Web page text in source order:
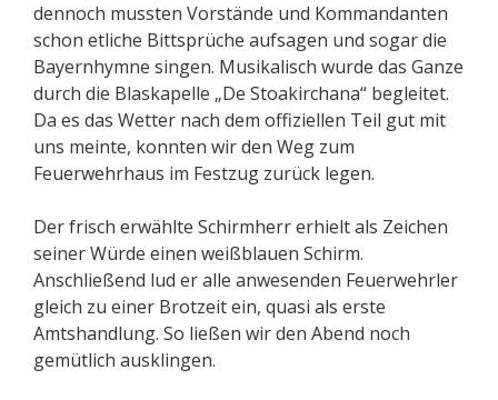
dennoch mussten Vorstände und Kommandanten
schon etliche Bittsprüche aufsagen und sogar die
Bayernhymne singen. Musikalisch wurde das Ganze
durch die Blaskapelle „De Stoakirchana“ begleitet.
Da es das Wetter nach dem offiziellen Teil gut mit
uns meinte, konnten wir den Weg zum
Feuerwehrhaus im Festzug zurück legen.
Der frisch erwählte Schirmherr erhielt als Zeichen
seiner Würde einen weißblauen Schirm.
Anschließend lud er alle anwesenden Feuerwehrler
gleich zu einer Brotzeit ein, quasi als erste
Amtshandlung. So ließen wir den Abend noch
gemütlich ausklingen.